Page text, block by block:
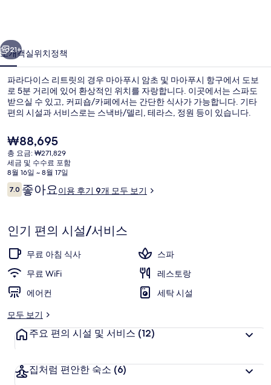
릿
의
사
진
러
리
21+
소개객실위치정책
파라다이스 리트릿의 경우 마아푸시 암초 및 마아푸시 항구에서 도보
로 5분 거리에 있어 환상적인 위치를 자랑합니다. 이곳에서는 스파도
받으실 수 있고, 커피숍/카페에서는 간단한 식사가 가능합니다. 기타
편의 시설과 서비스로는 스낵바/델리, 테라스, 정원 등이 있습니다.
현
재
가
격
은
₩88,695
₩88,695
총 요금: ₩271,829
세금 및 수수료 포함
8월 16일 ~ 8월 17일
이
용
기
7.010점 만점 중 7.0점.
좋아요이용 후기 9개 모두 보기
인기 편의 시설/서비스
무료 아침 식사
스파
무료 WiFi
레스토랑
에어컨
세탁 시설
모두 보기
주요 편의 시설 및 서비스 (12)
집처럼 편안한 숙소 (6)